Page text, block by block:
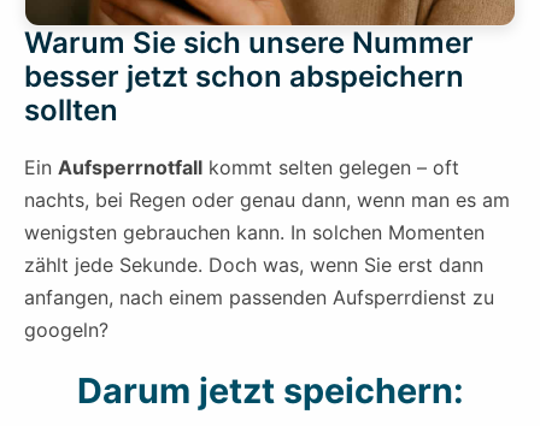
Warum Sie sich unsere Nummer
besser jetzt schon abspeichern
sollten
Ein Aufsperrnotfall kommt selten gelegen – oft
nachts, bei Regen oder genau dann, wenn man es am
wenigsten gebrauchen kann. In solchen Momenten
zählt jede Sekunde. Doch was, wenn Sie erst dann
anfangen, nach einem passenden Aufsperrdienst zu
googeln?
Darum jetzt speichern: